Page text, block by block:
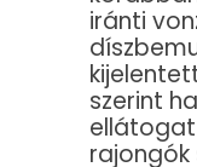
iránti
szerint
rajongók